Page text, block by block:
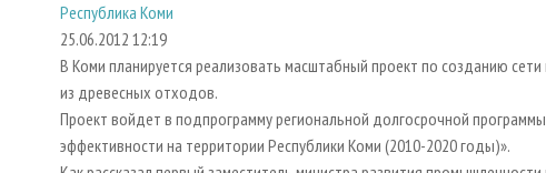
Республика Коми
25.06.2012 12:19
В Коми планируется реализовать масштабный проект по созданию
из древесных отходов.
Проект войдет в подпрограмму региональной долгосрочной
эффективности на территории Республики Коми (2010-2020 годы)».